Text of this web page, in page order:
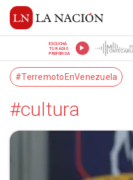
ESCUCHÁ
TU RADIO
PREFERIDA
#TerremotoEnVenezuela
#cultura